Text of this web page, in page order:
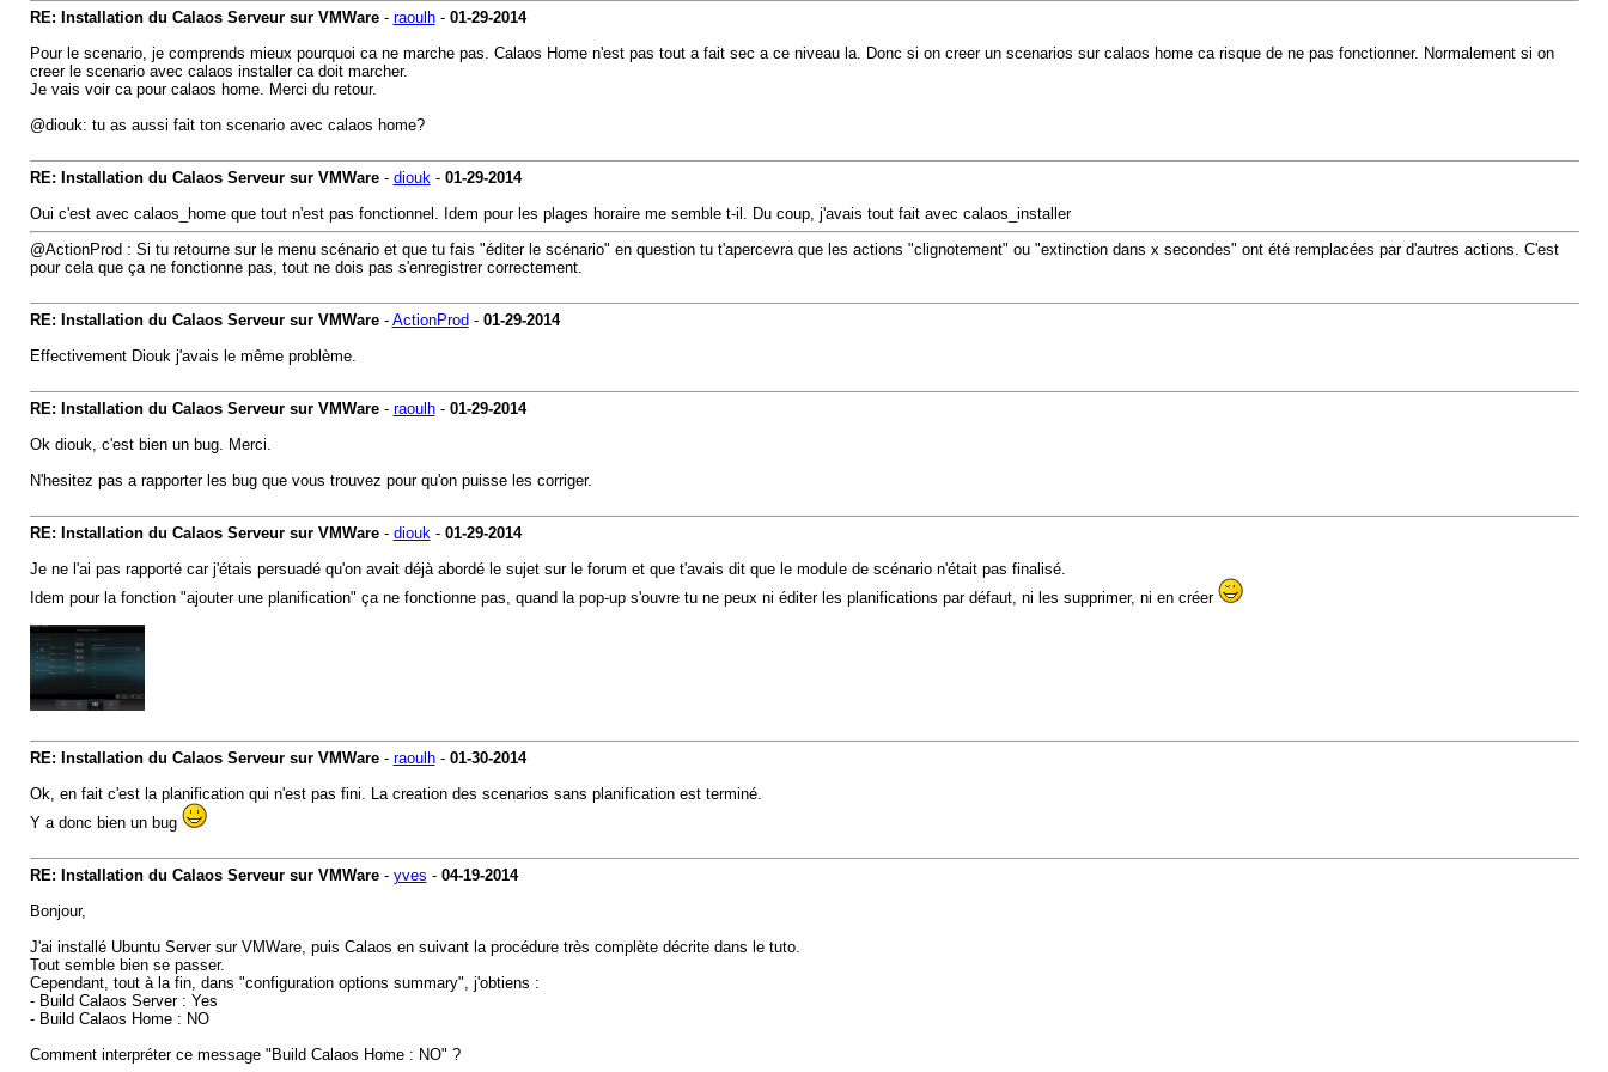
RE: Installation du Calaos Serveur sur VMWare- raoulh- 01-29-2014
Pour le scenario, je comprends mieux pourquoi ca ne marche pas. Calaos Home n'est pas tout a fait sec a ce niveau la. Donc si on creer un scenarios sur calaos home ca risque de ne pas fonctionner. Normalement si on
creer le scenario avec calaos installer ca doit marcher.
Je vais voir ca pour calaos home. Merci du retour.
@diouk: tu as aussi fait ton scenario avec calaos home?
RE: Installation du Calaos Serveur sur VMWare- diouk- 01-29-2014
Oui c'est avec calaos_home que tout n'est pas fonctionnel. Idem pour les plages horaire me semble t-il. Du coup, j'avais tout fait avec calaos_installer
@ActionProd : Si tu retourne sur le menu scénario et que tu fais "éditer le scénario" en question tu t'apercevra que les actions "clignotement" ou "extinction dans x secondes" ont été remplacées par d'autres actions. C'est
pour cela que ça ne fonctionne pas, tout ne dois pas s'enregistrer correctement.
RE: Installation du Calaos Serveur sur VMWare- ActionProd - 01-29-2014
Effectivement Diouk j'avais le même problème.
RE: Installation du Calaos Serveur sur VMWare- raoulh- 01-29-2014
Ok diouk, c'est bien un bug. Merci.
N'hesitez pas a rapporter les bug que vous trouvez pour qu'on puisse les corriger.
RE: Installation du Calaos Serveur sur VMWare- diouk- 01-29-2014
Je ne l'ai pas rapporté car j'étais persuadé qu'on avait déjà abordé le sujet sur le forum et que t'avais dit que le module de scénario n'était pas finalisé.
Idem pour la fonction "ajouter une planification" ça ne fonctionne pas, quand la pop-up s'ouvre tu ne peux ni éditer les planifications par défaut, ni les supprimer, ni en créer
RE: Installation du Calaos Serveur sur VMWare- raoulh- 01-30-2014
Ok, en fait c'est la planification qui n'est pas fini. La creation des scenarios sans planification est terminé.
Y a donc bien un bug
RE: Installation du Calaos Serveur sur VMWare- yves - 04-19-2014
Bonjour,
J'ai installé Ubuntu Server sur VMWare, puis Calaos en suivant la procédure très complète décrite dans le tuto.
Tout semble bien se passer.
Cependant, tout à la fin, dans "configuration options summary", j'obtiens :
- Build Calaos Server : Yes
- Build Calaos Home : NO
Comment interpréter ce message "Build Calaos Home : NO" ?